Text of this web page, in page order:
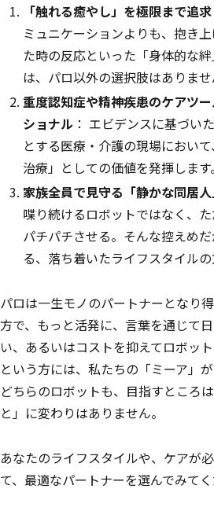
「触れる癒やし」を極限まで追
ミュニケーションよりも、抱き
た時の反応といった「身体的な
は、パロ以外の選択肢はありませ
重度認知症や精神疾患のケアツ
ショナル ： エビデンスに基づい
とする医療・介護の現場におい
治療」としての価値を発揮します。
家族全員で見守る「静かな同居
喋り続けるロボットではなく、
パチパチさせる。そんな控えめ
る、落ち着いたライフスタイルの
パロは一生モノのパートナーとなり
方で、もっと活発に、言葉を通じて
い、あるいはコストを抑えてロボッ
という方には、私たちの「ミーア」
どちらのロボットも、目指すところ
と」に変わりはありません。
あなたのライフスタイルや、ケアが
て、最適なパートナーを選んでみてく